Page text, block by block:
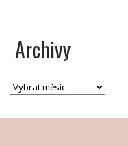
Archivy